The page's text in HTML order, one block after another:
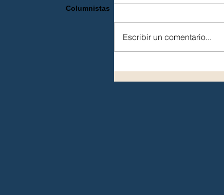
Escribir un comentario...
Columnistas